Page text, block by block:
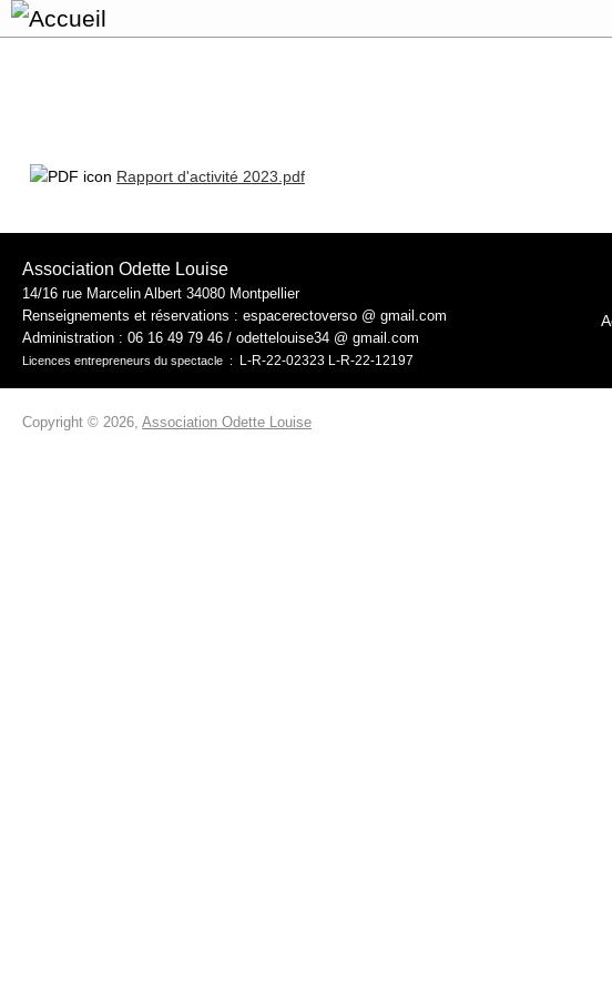
Rapport d'activité 2023.pdf
Association Odette Louise
14/16 rue Marcelin Albert 34080 Montpellier
Renseignements et réservations : espacerectoverso @ gmail.com
Administration : 06 16 49 79 46 / odettelouise34 @ gmail.com
Licences entrepreneurs du spectacle : L-R-22-02323 L-R-22-12197
Copyright © 2026, Association Odette Louise